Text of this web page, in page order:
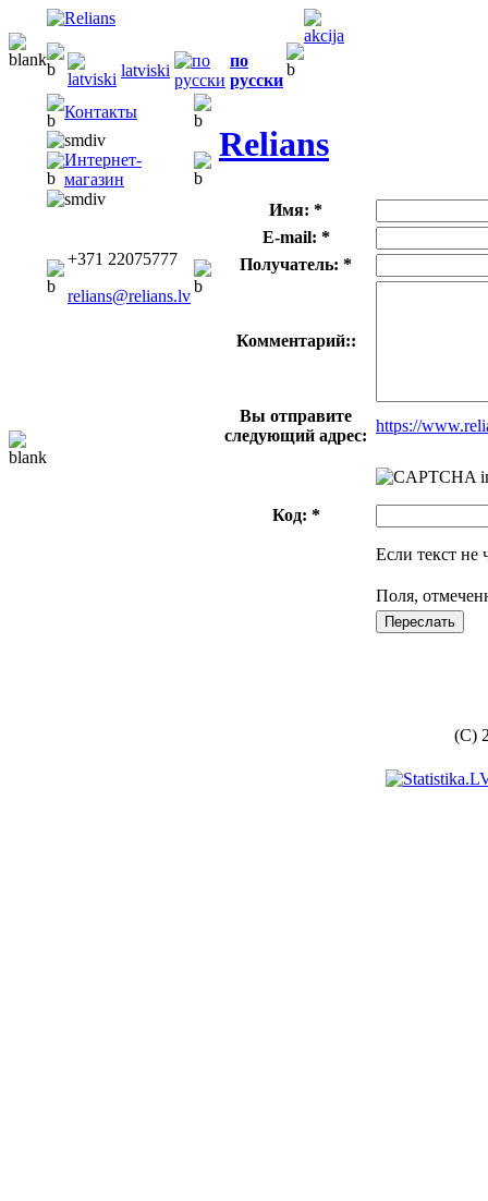
latviski
по
русски
Контакты
Интернет-
магазин
+371 22075777
relians@relians.lv
Relians
Имя: *
E-mail: *
Получатель: *
Комментарий::
Вы отправите
следующий адрес:
https://
Код: *
Если текст не
Поля,
(C)